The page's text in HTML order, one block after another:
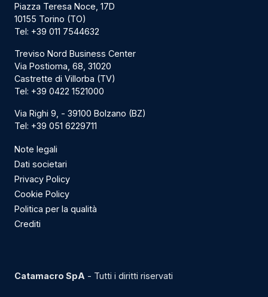
Piazza Teresa Noce, 17D
10155 Torino (TO)
Tel: +39 011 7544632
Treviso Nord Business Center
Via Postioma, 68, 31020
Castrette di Villorba (TV)
Tel: +39 0422 1521000
Via Righi 9, - 39100 Bolzano (BZ)
Tel: +39 051 6229711
Note legali
Dati societari
Privacy Policy
Cookie Policy
Politica per la qualità
Crediti
Catamacro SpA - Tutti i diritti riservati